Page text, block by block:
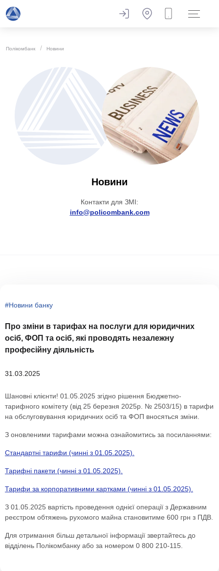
Полікомбанк Новини
Новини
Контакти для ЗМІ:
info@policombank.com
Новини банку
Про зміни в тарифах на послуги для юридичних
осіб, ФОП та осіб, які проводять незалежну
професійну діяльність
31.03.2025
Шановні клієнти! 01.05.2025 згідно рішення Бюджетно-
тарифного комітету (від 25 березня 2025р. № 2503/15) в тарифи
на обслуговування юридичних осіб та ФОП вносяться зміни.
З оновленими тарифами можна ознайомитись за посиланнями:
Стандартні тарифи (чинні з 01.05.2025).
Тарифні пакети (чинні з 01.05.2025).
Тарифи за корпоративними картками (чинні з 01.05.2025).
З 01.05.2025 вартість проведення однієї операції з Державним
реєстром обтяжень рухомого майна становитиме 600 грн з ПДВ.
Для отримання більш детальної інформації звертайтесь до
відділень Полікомбанку або за номером 0 800 210-115.